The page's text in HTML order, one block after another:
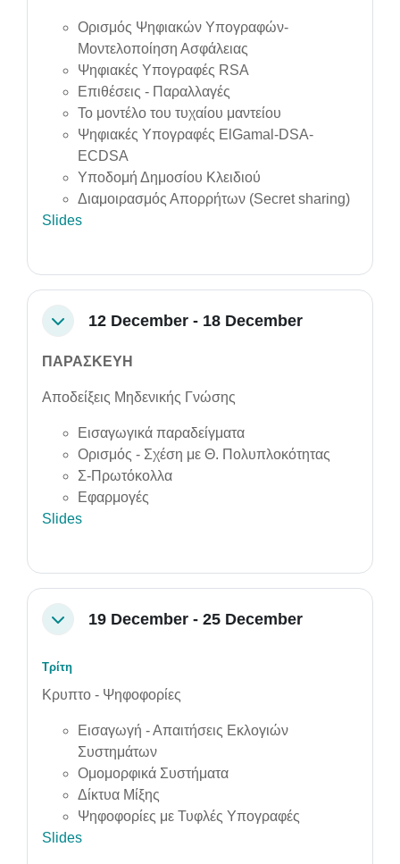
Ορισμός Ψηφιακών Υπογραφών-
Μοντελοποίηση Ασφάλειας
Ψηφιακές Υπογραφές RSA
Επιθέσεις - Παραλλαγές
Το μοντέλο του τυχαίου μαντείου
Ψηφιακές Υπογραφές ElGamal-DSA-
ECDSA
Υποδομή Δημοσίου Κλειδιού
Διαμοιρασμός Απορρήτων (Secret sharing)
Slides
Collapse12 December - 18 December
ΠΑΡΑΣΚΕΥΗ
Αποδείξεις Μηδενικής Γνώσης
Εισαγωγικά παραδείγματα
Ορισμός - Σχέση με Θ. Πολυπλοκότητας
Σ-Πρωτόκολλα
Εφαρμογές
Slides
Collapse19 December - 25 December
Τρίτη
Κρυπτο - Ψηφοφορίες
Εισαγωγή - Απαιτήσεις Εκλογιών
Συστημάτων
Ομομορφικά Συστήματα
Δίκτυα Μίξης
Ψηφοφορίες με Τυφλές Υπογραφές
Slides